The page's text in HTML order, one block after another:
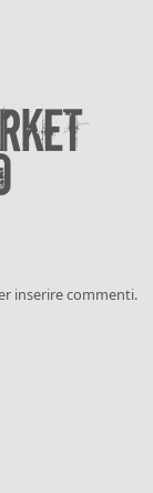
inserire commenti.